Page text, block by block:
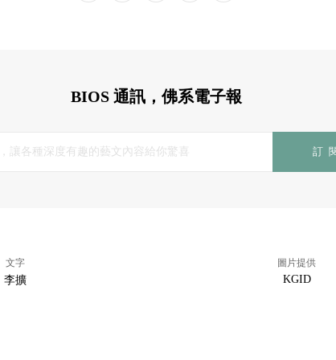
BIOS 通訊，佛系電子報
訂
文字
李擴
圖片提供
KGID